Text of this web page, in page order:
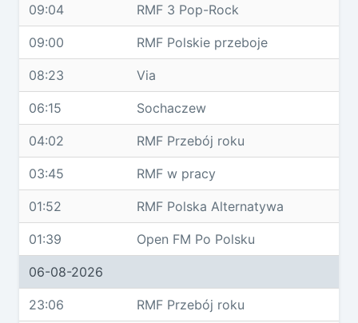
09:04 RMF 3 Pop-Rock
09:00 RMF Polskie przeboje
08:23 Via
06:15 Sochaczew
04:02 RMF Przebój roku
03:45 RMF w pracy
01:52 RMF Polska Alternatywa
01:39 Open FM Po Polsku
06-08-2026
23:06 RMF Przebój roku